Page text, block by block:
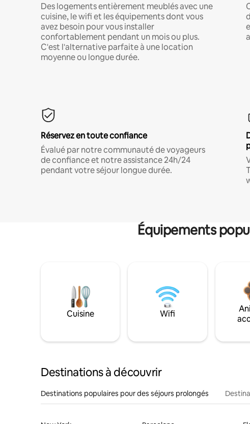
Des logements entièrement meublés avec une
cuisine, le wifi et les équipements dont vous
avez besoin pour vous installer
confortablement pendant un mois ou plus.
C'est l'alternative parfaite à une location
moyenne ou longue durée.
Réservez en toute confiance
Évalué par notre communauté de voyageurs
de confiance et notre assistance 24h/24
pendant votre séjour longue durée.
Équipements
Cuisine Wifi
Destinations à découvrir
Destinations populaires pour des séjours prolongés